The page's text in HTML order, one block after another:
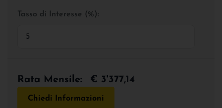
Tasso di Interesse (%):
Rata Mensile: € 3'377,14
Chiedi Informazioni